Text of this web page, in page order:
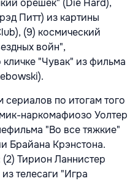
Питт) из картины
(9) космический
войн",
"Чувак" из фильма
по итогам того
наркомафиозо Уолтер
"Во все тяжкие"
Брайана Крэнстона.
Тирион Ланнистер
телесаги "Игра